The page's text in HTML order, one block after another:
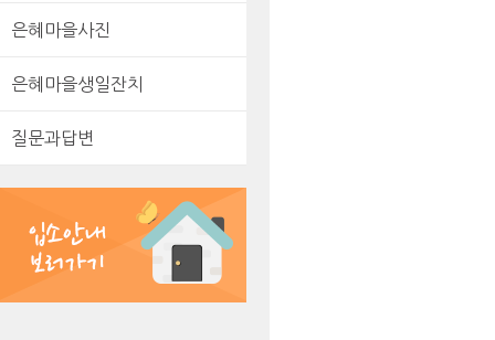
은혜마을사진
은혜마을생일잔치
질문과답변